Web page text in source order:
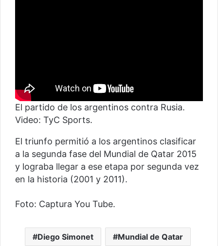
El partido de los argentinos contra Rusia.
Video: TyC Sports.
El triunfo permitió a los argentinos clasificar
a la segunda fase del Mundial de Qatar 2015
y lograba llegar a ese etapa por segunda vez
en la historia (2001 y 2011).
Foto: Captura You Tube.
Diego Simonet Mundial de Qatar